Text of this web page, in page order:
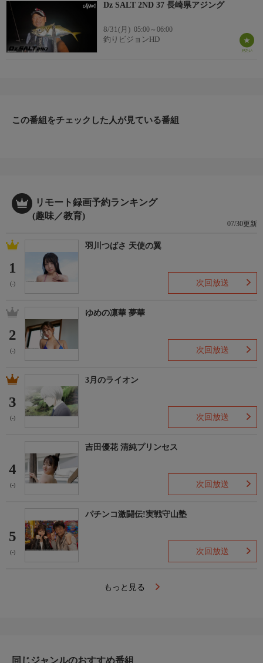
Dz SALT 2ND 37 長崎県アジング
8/31(月) 05:00～06:00
釣りビジョンHD
この番組をチェックした人が見ている番組
リモート録画予約ランキング
(趣味／教育)
07/30更新
1
(-)
羽川つばさ 天使の翼
次回放送
2
(-)
ゆめの凛華 夢華
次回放送
3
(-)
3月のライオン
次回放送
4
(-)
吉田優花 清純プリンセス
次回放送
5
(-)
パチンコ激闘伝!実戦守山塾
次回放送
もっと見る
同じジャンルのおすすめ番組